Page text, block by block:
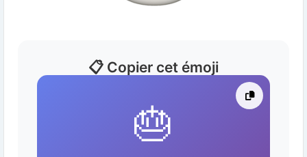
📋 Copier cet émoji
🎂